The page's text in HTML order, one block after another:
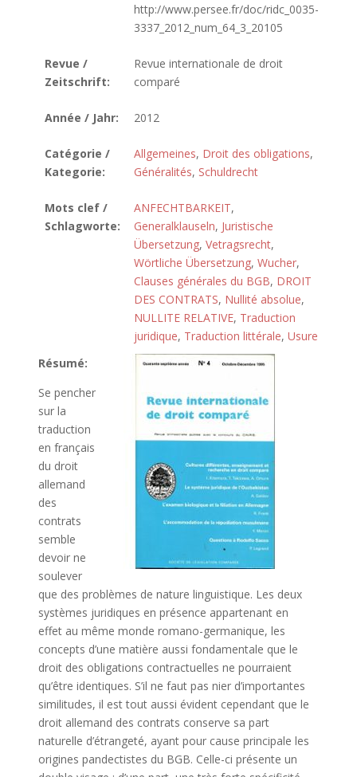
http://www.persee.fr/doc/ridc_0035-
3337_2012_num_64_3_20105
Revue /
Zeitschrift:
Revue internationale de droit
comparé
Année / Jahr: 2012
Catégorie /
Kategorie:
Allgemeines, Droit des obligations,
Généralités, Schuldrecht
Mots clef /
Schlagworte:
ANFECHTBARKEIT,
Generalklauseln, Juristische
Übersetzung, Vetragsrecht,
Wörtliche Übersetzung, Wucher,
Clauses générales du BGB, DROIT
DES CONTRATS, Nullité absolue,
NULLITE RELATIVE, Traduction
juridique, Traduction littérale, Usure
Résumé:
Se pencher
sur la
traduction
en français
du droit
allemand
des
contrats
semble
devoir ne
soulever
que des problèmes de nature linguistique. Les deux
systèmes juridiques en présence appartenant en
effet au même monde romano-germanique, les
concepts d’une matière aussi fondamentale que le
droit des obligations contractuelles ne pourraient
qu’être identiques. S’il ne faut pas nier d’importantes
similitudes, il est tout aussi évident cependant que le
droit allemand des contrats conserve sa part
naturelle d’étrangeté, ayant pour cause principale les
origines pandectistes du BGB. Celle-ci présente un